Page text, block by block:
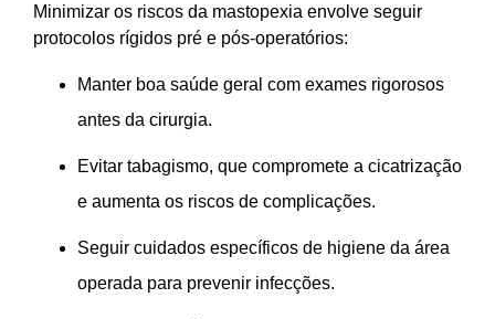
Minimizar os riscos da mastopexia envolve seguir
protocolos rígidos pré e pós-operatórios:
Manter boa saúde geral com exames rigorosos
antes da cirurgia.
Evitar tabagismo, que compromete a cicatrização
e aumenta os riscos de complicações.
Seguir cuidados específicos de higiene da área
operada para prevenir infecções.